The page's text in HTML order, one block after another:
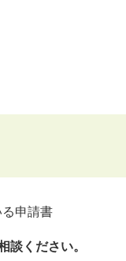
申請書
談ください。